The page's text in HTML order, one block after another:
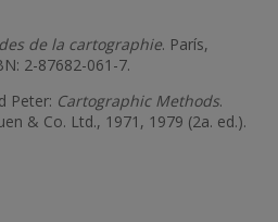
de la cartographie. París,
2-87682-061-7.
Peter: Cartographic Methods.
& Co. Ltd., 1971, 1979 (2a. ed.).